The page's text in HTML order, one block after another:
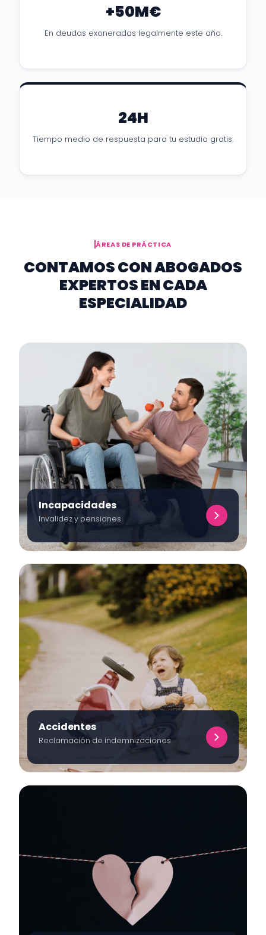
+50M€
En deudas exoneradas legalmente este año.
24H
Tiempo medio de respuesta para tu estudio gratis.
ÁREAS DE PRÁCTICA
CONTAMOS CON ABOGADOS
EXPERTOS EN CADA
ESPECIALIDAD
Incapacidades
Invalidez y pensiones
Accidentes
Reclamación de indemnizaciones